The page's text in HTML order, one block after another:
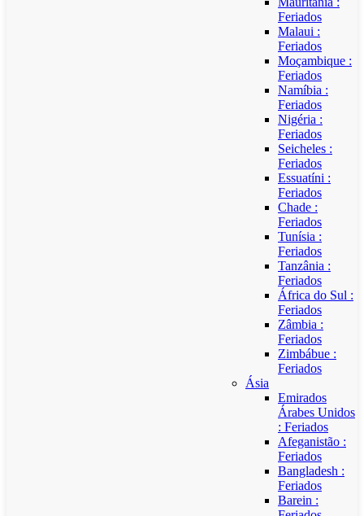
Feriados
Malaui :
Feriados
Moçambique :
Feriados
Namíbia :
Feriados
Nigéria :
Feriados
Seicheles :
Feriados
Essuatíni :
Feriados
Chade :
Feriados
Tunísia :
Feriados
Tanzânia :
Feriados
África do Sul :
Feriados
Zâmbia :
Feriados
Zimbábue :
Feriados
Ásia
Emirados
Árabes Unidos
: Feriados
Afeganistão :
Feriados
Bangladesh :
Feriados
Barein :